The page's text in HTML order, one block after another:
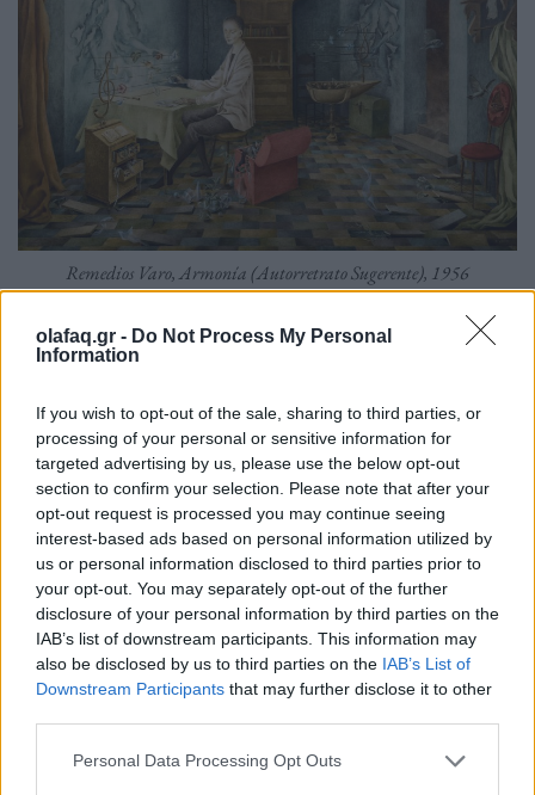
olafaq.gr - Do Not Process My Personal
Information
If you wish to opt-out of the sale, sharing to third parties, or
processing of your personal or sensitive information for
targeted advertising by us, please use the below opt-out
section to confirm your selection. Please note that after your
opt-out request is processed you may continue seeing
interest-based ads based on personal information utilized by
us or personal information disclosed to third parties prior to
your opt-out. You may separately opt-out of the further
disclosure of your personal information by third parties on the
IAB’s list of downstream participants. This information may
also be disclosed by us to third parties on the IAB’s List of
Downstream Participants that may further disclose it to other
Personal Data Processing Opt Outs
Remedios Varo, Armonía (Autorretrato Sugerente), 1956
«Η Βάρο και η Κάρινγκτον συναντιούνταν σχεδόν
και αργότερα το βράδυ για δείπνο, όπου συζητούσαν
παθιασμένα για τα έργα τους», δήλωσε η Γουέντι
Νόρρις, η οποία διοργάνωσε την ατομική έκθεση
“Indelible Fables” με έργα της Βάρο στην γκαλερί
της στο Σαν Φρανσίσκο το 2012. «Πιστεύω ότι
πολλές από τις δημιουργίες των δύο τους
γεννήθηκαν μέσα από τις συζητήσεις τους».
Η Νόρις είπε ότι οι δύο γυναίκες είχαν συχνά